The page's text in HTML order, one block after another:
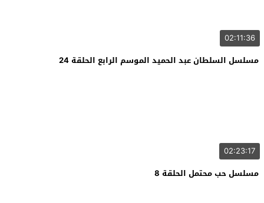
02:11:36
مسلسل السلطان عبد الحميد الموسم الرابع الحلقة 24
02:23:17
مسلسل حب محتمل الحلقة 8